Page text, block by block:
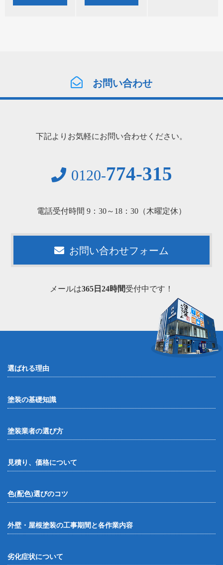
お問い合わせ
下記よりお気軽にお問い合わせください。
0120-774-315
電話受付時間 9：30～18：30（木曜定休）
お問い合わせフォーム
メールは365日24時間受付中です！
選ばれる理由
塗装の基礎知識
塗装業者の選び方
見積り、価格について
色(配色)選びのコツ
外壁・屋根塗装の工事期間と各作業内容
劣化症状について